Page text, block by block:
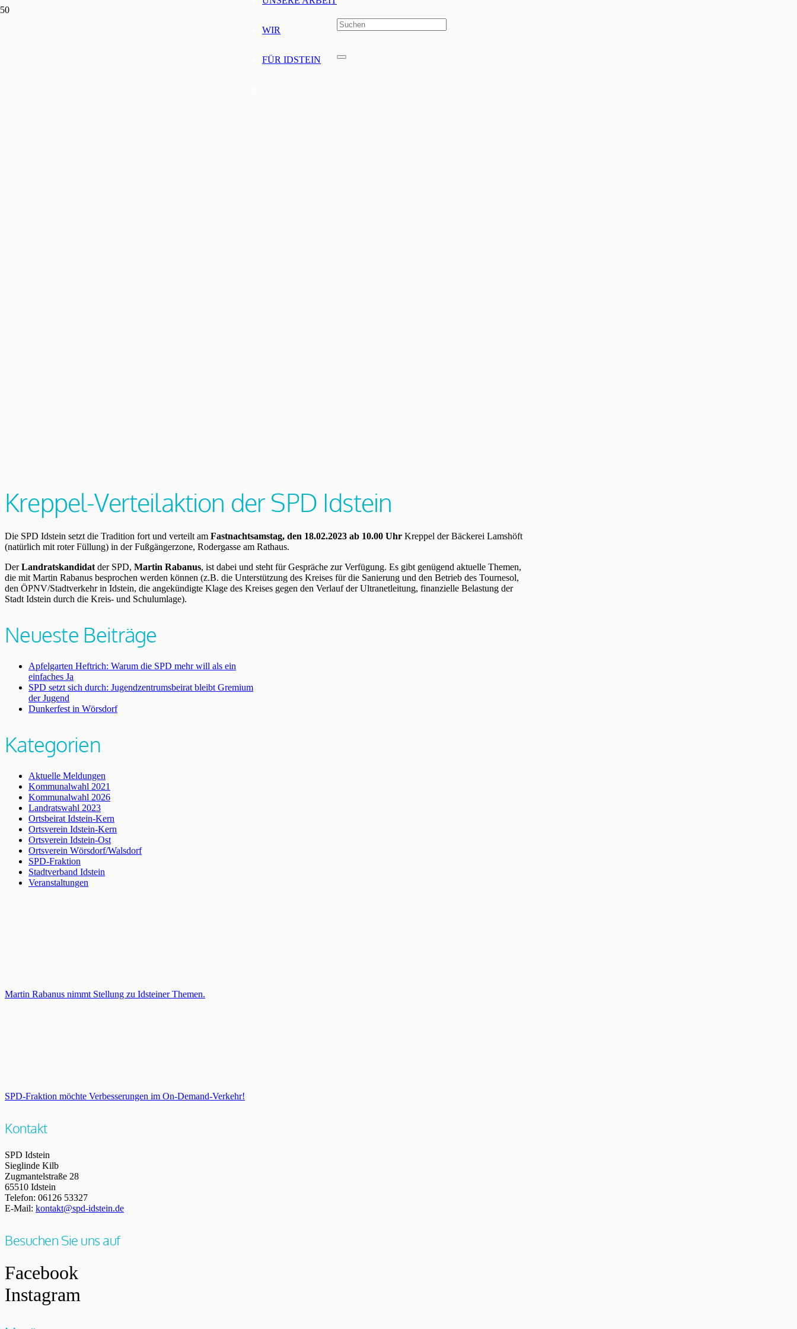
WIR
FÜR IDSTEIN
Kreppel-Verteilaktion der SPD Idstein
Die SPD Idstein setzt die Tradition fort und verteilt am Fastnachtsamstag, den 18.02.2023 ab 10.00 Uhr Kreppel der Bäckerei Lamshöft
(natürlich mit roter Füllung) in der Fußgängerzone, Rodergasse am Rathaus.
DerLandratskandidat der SPD, Martin Rabanus, ist dabei und steht für Gespräche zur Verfügung. Es gibt genügend aktuelle Themen,
die mit Martin Rabanus besprochen werden können (z.B. die Unterstützung des Kreises für die Sanierung und den Betrieb des Tournesol,
den ÖPNV/Stadtverkehr in Idstein, die angekündigte Klage des Kreises gegen den Verlauf der Ultranetleitung, finanzielle Belastung der
Stadt Idstein durch die Kreis- und Schulumlage).
Neueste Beiträge
Apfelgarten Heftrich: Warum die SPD mehr will als ein
einfaches Ja
SPD setzt sich durch: Jugendzentrumsbeirat bleibt Gremium
der Jugend
Dunkerfest in Wörsdorf
Kategorien
Aktuelle Meldungen
Kommunalwahl 2021
Kommunalwahl 2026
Landratswahl 2023
Ortsbeirat Idstein-Kern
Ortsverein Idstein-Kern
Ortsverein Idstein-Ost
Ortsverein Wörsdorf/Walsdorf
SPD-Fraktion
Stadtverband Idstein
Veranstaltungen
Martin Rabanus nimmt Stellung zu Idsteiner Themen.
SPD-Fraktion möchte Verbesserungen im On-Demand-Verkehr!
Kontakt
SPD Idstein
Sieglinde Kilb
Zugmantelstraße 28
65510 Idstein
Telefon: 06126 53327
E-Mail: kontakt@spd-idstein.de
Besuchen Sie uns auf
Facebook
Instagram